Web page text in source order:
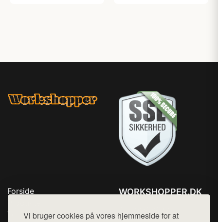
Vi bruger cookies på vores hjemmeside for at
Forside
Top Rabatter
WORKSHOPPER.DK